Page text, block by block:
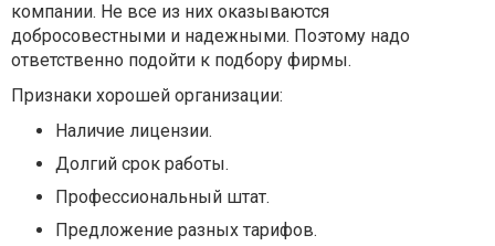
компании. Не все из них оказываются
добросовестными и надежными. Поэтому надо
ответственно подойти к подбору фирмы.
Признаки хорошей организации:
Наличие лицензии.
Долгий срок работы.
Профессиональный штат.
Предложение разных тарифов.